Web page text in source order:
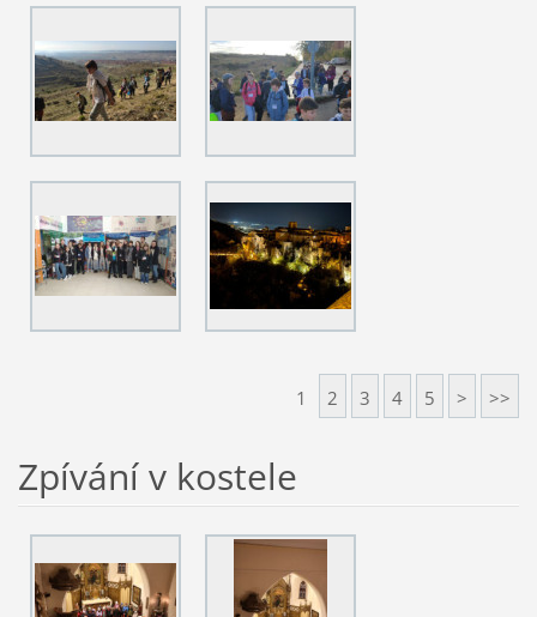
1 2 3 4 5 > >>
Zpívání v kostele